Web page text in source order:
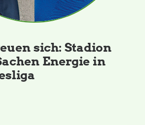
sich: Stadion
Energie in